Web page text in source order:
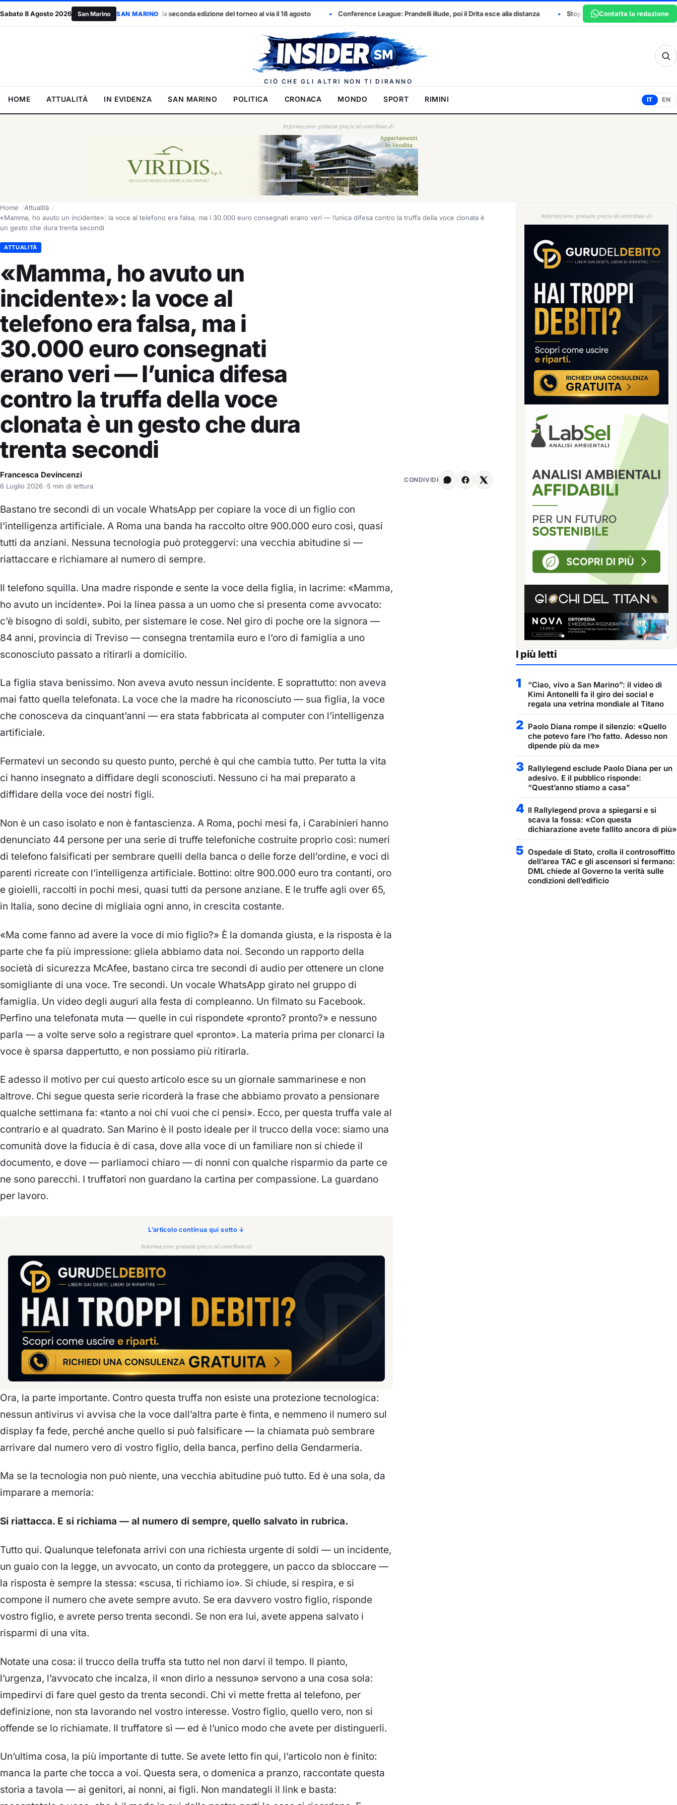
Sabato 8 Agosto 2026 San Marino SAN MARINO
San Marino Talent Cup: la seconda edizione del torneo al via il 18 agosto Conference League: Prandelli illude, poi il Drita esce alla distanza Stop agli abbruciamenti a San Marino fino al 15 settembre:
Contatta la redazione
Insider.sm
CIÒ CHE GLI ALTRI NON TI DIRANNO
HOME ATTUALITÀ IN EVIDENZA SAN MARINO POLITICA CRONACA MONDO SPORT RIMINI IT EN
Informazione gratuita grazie al contributo di
Home
Attualità
«Mamma, ho avuto un incidente»: la voce al telefono era falsa, ma i 30.000 euro consegnati erano veri — l’unica difesa contro la truffa della voce clonata è
un gesto che dura trenta secondi
ATTUALITÀ
«Mamma, ho avuto un
incidente»: la voce al
telefono era falsa, ma i
30.000 euro consegnati
erano veri — l’unica difesa
contro la truffa della voce
clonata è un gesto che dura
trenta secondi
Francesca Devincenzi
6 Luglio 2026 ·5 min di lettura
CONDIVIDI
Bastano tre secondi di un vocale WhatsApp per copiare la voce di un figlio con
l’intelligenza artificiale. A Roma una banda ha raccolto oltre 900.000 euro così, quasi
tutti da anziani. Nessuna tecnologia può proteggervi: una vecchia abitudine sì —
riattaccare e richiamare al numero di sempre.
Il telefono squilla. Una madre risponde e sente la voce della figlia, in lacrime: «Mamma,
ho avuto un incidente». Poi la linea passa a un uomo che si presenta come avvocato:
c’è bisogno di soldi, subito, per sistemare le cose. Nel giro di poche ore la signora —
84 anni, provincia di Treviso — consegna trentamila euro e l’oro di famiglia a uno
sconosciuto passato a ritirarli a domicilio.
La figlia stava benissimo. Non aveva avuto nessun incidente. E soprattutto: non aveva
mai fatto quella telefonata. La voce che la madre ha riconosciuto — sua figlia, la voce
che conosceva da cinquant’anni — era stata fabbricata al computer con l’intelligenza
artificiale.
Fermatevi un secondo su questo punto, perché è qui che cambia tutto. Per tutta la vita
ci hanno insegnato a diffidare degli sconosciuti. Nessuno ci ha mai preparato a
diffidare della voce dei nostri figli.
Non è un caso isolato e non è fantascienza. A Roma, pochi mesi fa, i Carabinieri hanno
denunciato 44 persone per una serie di truffe telefoniche costruite proprio così: numeri
di telefono falsificati per sembrare quelli della banca o delle forze dell’ordine, e voci di
parenti ricreate con l’intelligenza artificiale. Bottino: oltre 900.000 euro tra contanti, oro
e gioielli, raccolti in pochi mesi, quasi tutti da persone anziane. E le truffe agli over 65,
in Italia, sono decine di migliaia ogni anno, in crescita costante.
«Ma come fanno ad avere la voce di mio figlio?» È la domanda giusta, e la risposta è la
parte che fa più impressione: gliela abbiamo data noi. Secondo un rapporto della
società di sicurezza McAfee, bastano circa tre secondi di audio per ottenere un clone
somigliante di una voce. Tre secondi. Un vocale WhatsApp girato nel gruppo di
famiglia. Un video degli auguri alla festa di compleanno. Un filmato su Facebook.
Perfino una telefonata muta — quelle in cui rispondete «pronto? pronto?» e nessuno
parla — a volte serve solo a registrare quel «pronto». La materia prima per clonarci la
voce è sparsa dappertutto, e non possiamo più ritirarla.
E adesso il motivo per cui questo articolo esce su un giornale sammarinese e non
altrove. Chi segue questa serie ricorderà la frase che abbiamo provato a pensionare
qualche settimana fa: «tanto a noi chi vuoi che ci pensi». Ecco, per questa truffa vale al
contrario e al quadrato. San Marino è il posto ideale per il trucco della voce: siamo una
comunità dove la fiducia è di casa, dove alla voce di un familiare non si chiede il
documento, e dove — parliamoci chiaro — di nonni con qualche risparmio da parte ce
ne sono parecchi. I truffatori non guardano la cartina per compassione. La guardano
per lavoro.
L’articolo continua qui sotto ↓
Informazione gratuita grazie al contributo di
Ora, la parte importante. Contro questa truffa non esiste una protezione tecnologica:
nessun antivirus vi avvisa che la voce dall’altra parte è finta, e nemmeno il numero sul
display fa fede, perché anche quello si può falsificare — la chiamata può sembrare
arrivare dal numero vero di vostro figlio, della banca, perfino della Gendarmeria.
Ma se la tecnologia non può niente, una vecchia abitudine può tutto. Ed è una sola, da
imparare a memoria:
Si riattacca. E si richiama — al numero di sempre, quello salvato in rubrica.
Tutto qui. Qualunque telefonata arrivi con una richiesta urgente di soldi — un incidente,
un guaio con la legge, un avvocato, un conto da proteggere, un pacco da sbloccare —
la risposta è sempre la stessa: «scusa, ti richiamo io». Si chiude, si respira, e si
compone il numero che avete sempre avuto. Se era davvero vostro figlio, risponde
vostro figlio, e avrete perso trenta secondi. Se non era lui, avete appena salvato i
risparmi di una vita.
Notate una cosa: il trucco della truffa sta tutto nel non darvi il tempo. Il pianto,
l’urgenza, l’avvocato che incalza, il «non dirlo a nessuno» servono a una cosa sola:
impedirvi di fare quel gesto da trenta secondi. Chi vi mette fretta al telefono, per
definizione, non sta lavorando nel vostro interesse. Vostro figlio, quello vero, non si
offende se lo richiamate. Il truffatore sì — ed è l’unico modo che avete per distinguerli.
Un’ultima cosa, la più importante di tutte. Se avete letto fin qui, l’articolo non è finito:
manca la parte che tocca a voi. Questa sera, o domenica a pranzo, raccontate questa
storia a tavola — ai genitori, ai nonni, ai figli. Non mandategli il link e basta:
Informazione gratuita grazie al contributo di
I più letti
1
“Ciao, vivo a San Marino”: il video di
Kimi Antonelli fa il giro dei social e
regala una vetrina mondiale al Titano
2 Paolo Diana rompe il silenzio: «Quello
che potevo fare l’ho fatto. Adesso non
dipende più da me»
3 Rallylegend esclude Paolo Diana per un
adesivo. E il pubblico risponde:
“Quest’anno stiamo a casa”
4 Il Rallylegend prova a spiegarsi e si
scava la fossa: «Con questa
dichiarazione avete fallito ancora di più»
5 Ospedale di Stato, crolla il controsoffitto
dell’area TAC e gli ascensori si fermano:
DML chiede al Governo la verità sulle
condizioni dell’edificio